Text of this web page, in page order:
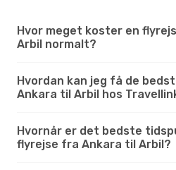
Hvor meget koster en
Arbil normalt?
Hvordan kan jeg få de
Ankara til Arbil hos
Hvornår er det bedste
flyrejse fra Ankara til Arbil?